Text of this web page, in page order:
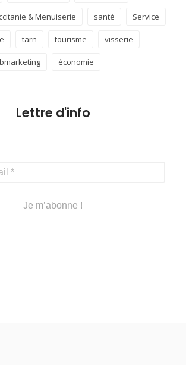
& Menuiserie santé Service
tarn tourisme visserie
économie
Lettre d'info